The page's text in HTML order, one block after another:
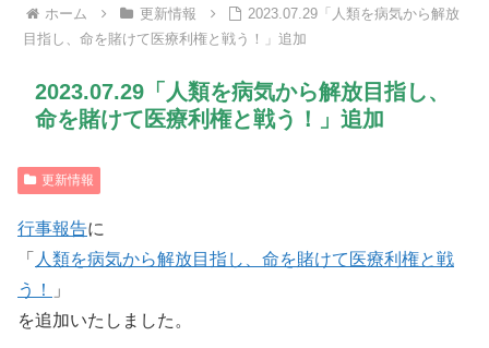
ホーム 更新情報
2023.07.29「人類を病気から解放
目指し、命を賭けて医療利権と戦う！」追加
2023.07.29「人類を病気から解放目指し、
命を賭けて医療利権と戦う！」追加
更新情報
行事報告に
「 人類を病気から解放目指し、命を賭けて医療利権と戦
う！
」
を追加いたしました。